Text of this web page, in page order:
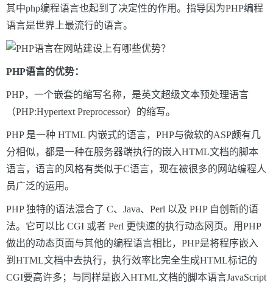
其中php编程语言也起到了决定性的作用。指导因为PHP编程
语言是世界上最流行的语言。
PHP语言的优势：
PHP，一个嵌套的缩写名称，是英文超级文本预处理语言
（PHP:Hypertext Preprocessor）的缩写。
PHP 是一种 HTML 内嵌式的语言，PHP与微软的ASP颇有几
分相似，都是一种在服务器端执行的嵌入HTML文档的脚本
语言，语言的风格有类似于C语言，现在被很多的网站编程人
员广泛的运用。
PHP 独特的语法混合了 C、Java、Perl 以及 PHP 自创新的语
法。它可以比 CGI 或者 Perl 更快速的执行动态网页。用PHP
做出的动态页面与其他的编程语言相比，PHP是将程序嵌入
到HTML文档中去执行，执行效率比完全生成HTML标记的
CGI要高许多；与同样是嵌入HTML文档的脚本语言JavaScript